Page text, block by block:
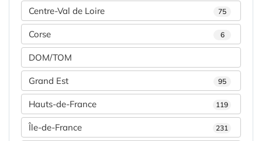
Centre-Val de Loire 75
Corse 6
DOM/TOM
Grand Est 95
Hauts-de-France 119
Île-de-France 231